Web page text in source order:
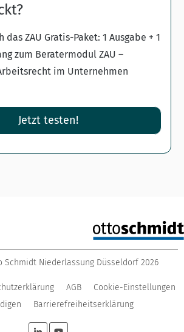
das ZAU Gratis-Paket: 1 Ausgabe + 1
zum Beratermodul ZAU –
im Unternehmen
Jetzt testen!
Schmidt Niederlassung Düsseldorf 2026
AGB
Cookie-Einstellungen
Barrierefreiheitserklärung